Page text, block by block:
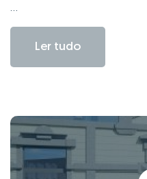
...
Ler tudo